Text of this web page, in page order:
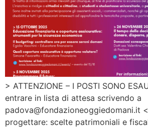
> ATTENZIONE – I POSTI SONO
entrare in lista di attesa scrivendo a
padova@fondazioneoggiedomani.it
progettare: scelte patrimoniali e